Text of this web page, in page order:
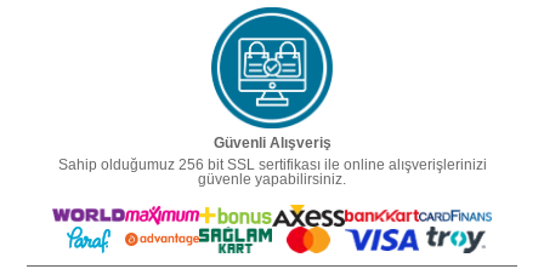
Güvenli Alışveriş
Sahip olduğumuz 256 bit SSL sertifikası ile online alışverişlerinizi
güvenle yapabilirsiniz.